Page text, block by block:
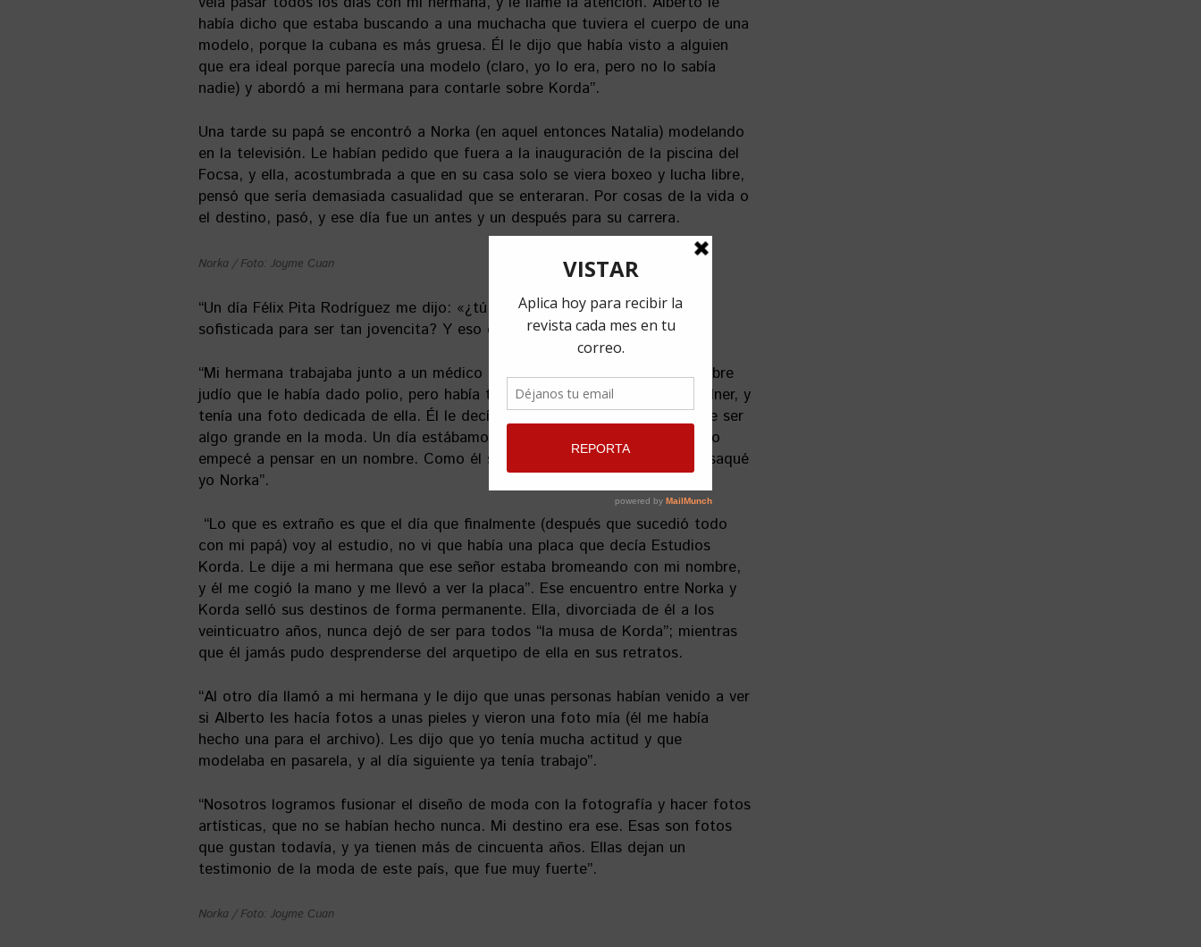
había dicho que estaba buscando a una muchacha que tuviera el cuerpo de una
modelo, porque la cubana es más gruesa. Él le dijo que había visto a alguien
que era ideal porque parecía una modelo (claro, yo lo era, pero no lo sabía
nadie) y abordó a mi hermana para contarle sobre Korda”.
Una tarde su papá se encontró a Norka (en aquel entonces Natalia) modelando
en la televisión. Le habían pedido que fuera a la inauguración de la piscina del
Focsa, y ella, acostumbrada a que en su casa solo se viera boxeo y lucha libre,
pensó que sería demasiada casualidad que se enteraran. Por cosas de la vida o
el destino, pasó, y ese día fue un antes y un después para su carrera.
Norka / Foto: Joyme Cuan
“Un día Félix Pita Rodríguez me dijo: «¿tú sabes que eres demasiado
sofisticada para ser tan jovencita? Y eso de Natalia no te va nada…»”.
“Mi hermana trabajaba junto a un médico norteamericano. Ese era un hombre
judío que le había dado polio, pero había tenido un romance con Ava Gardner, y
tenía una foto dedicada de ella. Él le decía a mi hermana que yo tenía que ser
algo grande en la moda. Un día estábamos sentados en una cafetería, y yo
empecé a pensar en un nombre. Como él se llamaba Felipe Knopk, de ahí saqué
yo Norka”.
“Lo que es extraño es que el día que finalmente (después que sucedió todo
con mi papá) voy al estudio, no vi que había una placa que decía Estudios
Korda. Le dije a mi hermana que ese señor estaba bromeando con mi nombre,
y él me cogió la mano y me llevó a ver la placa”. Ese encuentro entre Norka y
Korda selló sus destinos de forma permanente. Ella, divorciada de él a los
veinticuatro años, nunca dejó de ser para todos “la musa de Korda”; mientras
que él jamás pudo desprenderse del arquetipo de ella en sus retratos.
“Al otro día llamó a mi hermana y le dijo que unas personas habían venido a ver
si Alberto les hacía fotos a unas pieles y vieron una foto mía (él me había
hecho una para el archivo). Les dijo que yo tenía mucha actitud y que
modelaba en pasarela, y al día siguiente ya tenía trabajo”.
“Nosotros logramos fusionar el diseño de moda con la fotografía y hacer fotos
artísticas, que no se habían hecho nunca. Mi destino era ese. Esas son fotos
que gustan todavía, y ya tienen más de cincuenta años. Ellas dejan un
testimonio de la moda de este país, que fue muy fuerte”.
Norka / Foto: Joyme Cuan